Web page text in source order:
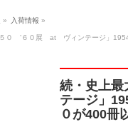
» 入荷情報 »
０ ’６０展 at ヴィンテージ」1954
続・史上
テージ」
０が400冊